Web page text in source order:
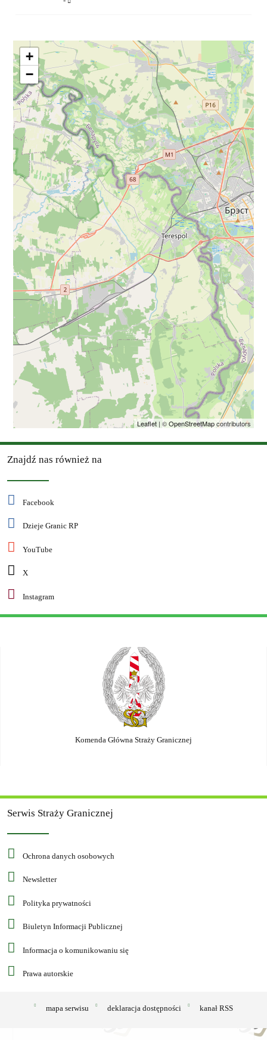
+
−
Leaflet| ©OpenStreetMapcontributors
Znajdź nas również na
Facebook
Dzieje Granic RP
YouTube
X
Instagram
Komenda Główna Straży Granicznej
Serwis Straży Granicznej
Ochrona danych osobowych
Newsletter
Polityka prywatności
Biuletyn Informacji Publicznej
Informacja o komunikowaniu się
Prawa autorskie
mapa serwisu deklaracja dostępności kanał RSS